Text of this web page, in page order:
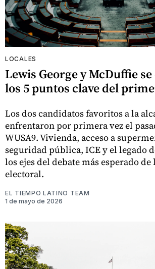
LOCALES
Lewis George y McDuffie
los 5 puntos clave del
Los dos candidatos favoritos a la
enfrentaron por primera vez el
WUSA9. Vivienda, acceso a
seguridad pública, ICE y el legado
los ejes del debate más esperado
electoral.
EL TIEMPO LATINO TEAM
1 de mayo de 2026